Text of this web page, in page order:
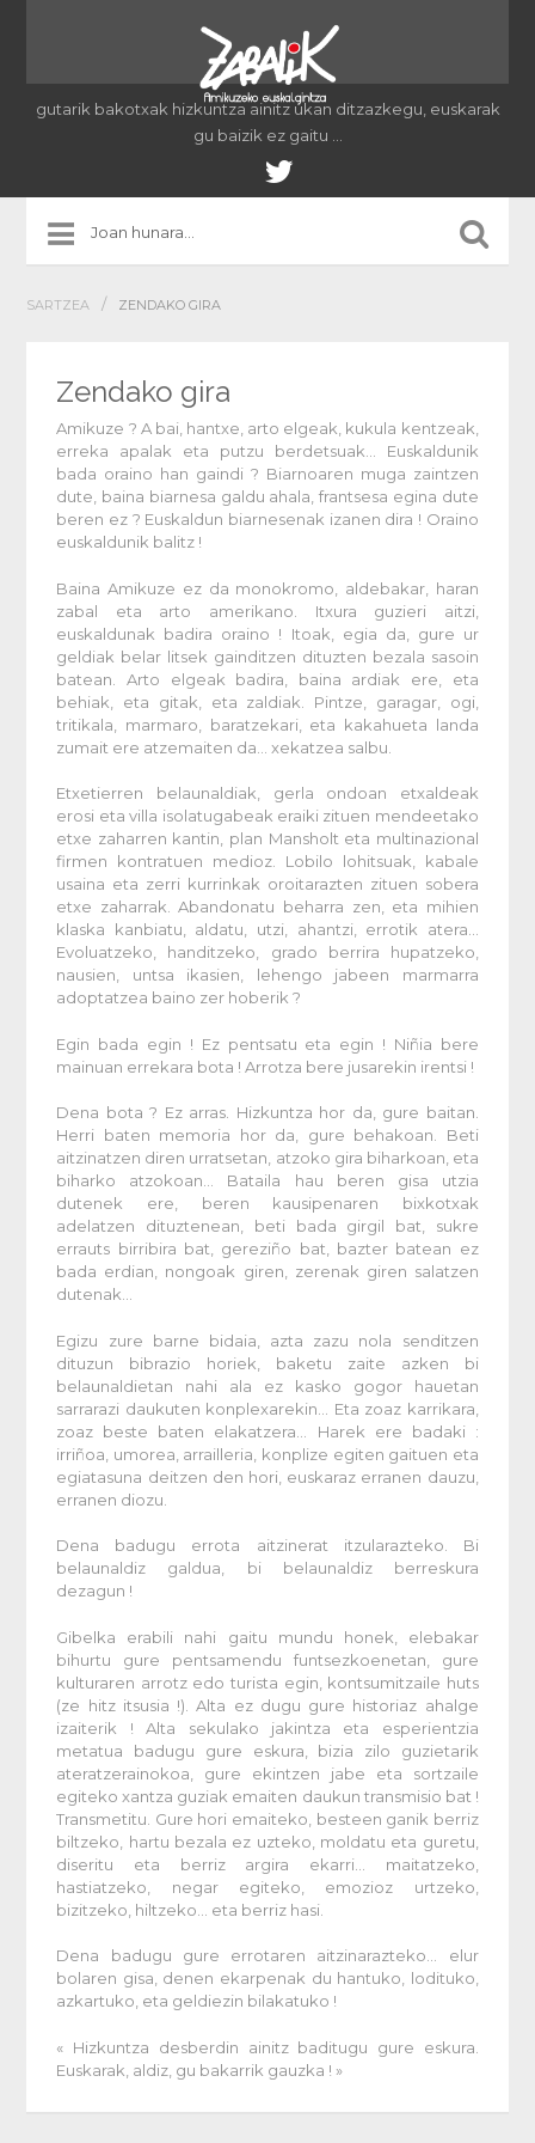
gutarik bakotxak hizkuntza ainitz ukan ditzazkegu, euskarak
gu baizik ez gaitu …
SARTZEA / ZENDAKO GIRA
Zendako gira
Amikuze ? A bai, hantxe, arto elgeak, kukula kentzeak,
erreka apalak eta putzu berdetsuak… Euskaldunik
bada oraino han gaindi ? Biarnoaren muga zaintzen
dute, baina biarnesa galdu ahala, frantsesa egina dute
beren ez ? Euskaldun biarnesenak izanen dira ! Oraino
euskaldunik balitz !
Baina Amikuze ez da monokromo, aldebakar, haran
zabal eta arto amerikano. Itxura guzieri aitzi,
euskaldunak badira oraino ! Itoak, egia da, gure ur
geldiak belar litsek gainditzen dituzten bezala sasoin
batean. Arto elgeak badira, baina ardiak ere, eta
behiak, eta gitak, eta zaldiak. Pintze , garagar, ogi,
tritikala, marmaro, baratzekari, eta kakahueta landa
zumait ere atzemaiten da… xekatzea salbu.
Etxetierren belaunaldiak, gerla ondoan etxaldeak
erosi eta villa isolatugabeak eraiki zituen mendeetako
etxe zaharren kantin , plan Mansholt eta multinazional
firmen kontratuen medioz. Lobilo lohitsuak, kabale
usaina eta zerri kurrinkak oroitarazten zituen sobera
etxe zaharrak. Abandonatu beharra zen, eta mihien
klaska kanbiatu, aldatu, utzi, ahantzi, errotik atera…
Evoluatzeko, handitzeko, grado berrira hupatzeko,
nausien, untsa ikasien, lehengo jabeen marmarra
adoptatzea baino zer hoberik ?
Egin bada egin ! Ez pentsatu eta egin ! Niñia bere
mainuan errekara bota ! Arrotza bere jusarekin irentsi !
Dena bota ? Ez arras. Hizkuntza hor da, gure baitan.
Herri baten memoria hor da, gure behakoan. Beti
aitzinatzen diren urratsetan, atzoko gira biharkoan, eta
biharko atzokoan… Bataila hau beren gisa utzia
dutenek ere, beren kausipenaren bixkotxak
adelatzen dituztenean, beti bada girgil bat, sukre
errauts birribira bat, gereziño bat, bazter batean ez
bada erdian, nongoak giren, zerenak giren salatzen
dutenak…
Egizu zure barne bidaia, azta zazu nola senditzen
dituzun bibrazio horiek, baketu zaite azken bi
belaunaldietan nahi ala ez kasko gogor hauetan
sarrarazi daukuten konplexarekin… Eta zoaz karrikara,
zoaz beste baten elakatzera… Harek ere badaki :
irriñoa, umorea, arrailleria, konplize egiten gaituen eta
egiatasuna deitzen den hori, euskaraz erranen dauzu,
erranen diozu.
Dena badugu errota aitzinerat itzularazteko. Bi
belaunaldiz galdua, bi belaunaldiz berreskura
dezagun !
Gibelka erabili nahi gaitu mundu honek, elebakar
bihurtu gure pentsamendu funtsezkoenetan, gure
kulturaren arrotz edo turista egin, kontsumitzaile huts
(ze hitz itsusia !). Alta ez dugu gure historiaz ahalge
izaiterik ! Alta sekulako jakintza eta esperientzia
metatua badugu gure eskura, bizia zilo guzietarik
ateratzerainokoa, gure ekintzen jabe eta sortzaile
egiteko xantza guziak emaiten daukun transmisio bat !
Transmetitu. Gure hori emaiteko, besteen ganik berriz
biltzeko, hartu bezala ez uzteko, moldatu eta guretu,
diseritu eta berriz argira ekarri… maitatzeko,
hastiatzeko, negar egiteko, emozioz urtzeko,
bizitzeko, hiltzeko… eta berriz hasi.
Dena badugu gure errotaren aitzinarazteko… elur
bolaren gisa, denen ekarpenak du hantuko, lodituko,
azkartuko, eta geldiezin bilakatuko !
« Hizkuntza desberdin ainitz baditugu gure eskura.
Euskarak, aldiz, gu bakarrik gauzka ! »